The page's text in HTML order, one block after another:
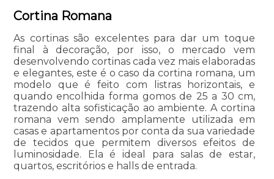
Cortina Romana
As cortinas são excelentes para dar um toque
final à decoração, por isso, o mercado vem
desenvolvendo cortinas cada vez mais elaboradas
e elegantes, este é o caso da cortina romana, um
modelo que é feito com listras horizontais, e
quando encolhida forma gomos de 25 a 30 cm,
trazendo alta sofisticação ao ambiente. A cortina
romana vem sendo amplamente utilizada em
casas e apartamentos por conta da sua variedade
de tecidos que permitem diversos efeitos de
luminosidade. Ela é ideal para salas de estar,
quartos, escritórios e halls de entrada.